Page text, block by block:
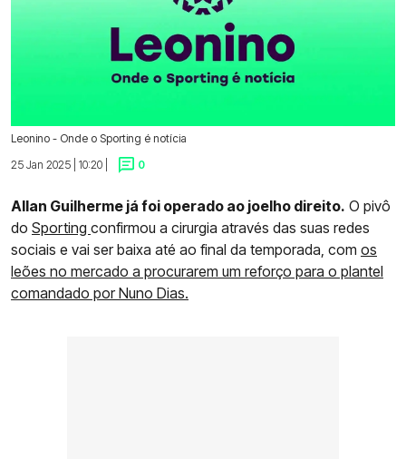
Leonino - Onde o Sporting é notícia
25 Jan 2025 | 10:20 |
0
Allan Guilherme já foi operado ao joelho direito. O pivô
do Sporting confirmou a cirurgia através das suas redes
sociais e vai ser baixa até ao final da temporada, com os
leões no mercado a procurarem um reforço para o plantel
comandado por Nuno Dias.